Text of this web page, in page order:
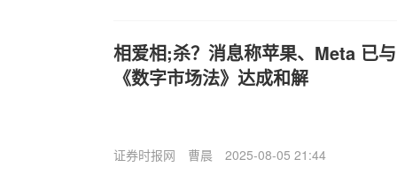
相爱相;杀？消息称苹果、Meta 已
《数字市场法》达成和解
证券时报网 曹晨 2025-08-05 21:44